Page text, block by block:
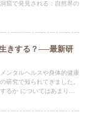
窟で発見される：自然界の
きする？──最新研
ンタルヘルスや身体的健康
研究で知られてきました。
るか についてはあまり調